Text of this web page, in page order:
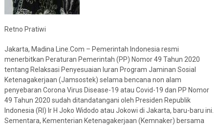
Retno Pratiwi
Jakarta, Madina Line.Com – Pemerintah Indonesia resmi
menerbitkan Peraturan Pemerintah (PP) Nomor 49 Tahun 2020
tentang Relaksasi Penyesuaian Iuran Program Jaminan Sosial
Ketenagakerjaan (Jamsostek) selama bencana non alam
penyebaran Corona Virus Disease-19 atau Covid-19 dan PP Nomor
49 Tahun 2020 sudah ditandatangani oleh Presiden Republik
Indonesia (RI) Ir H Joko Widodo atau Jokowi di Jakarta, baru-baru ini.
Sementara, Kementerian Ketenagakerjaan (Kemnaker) bersama